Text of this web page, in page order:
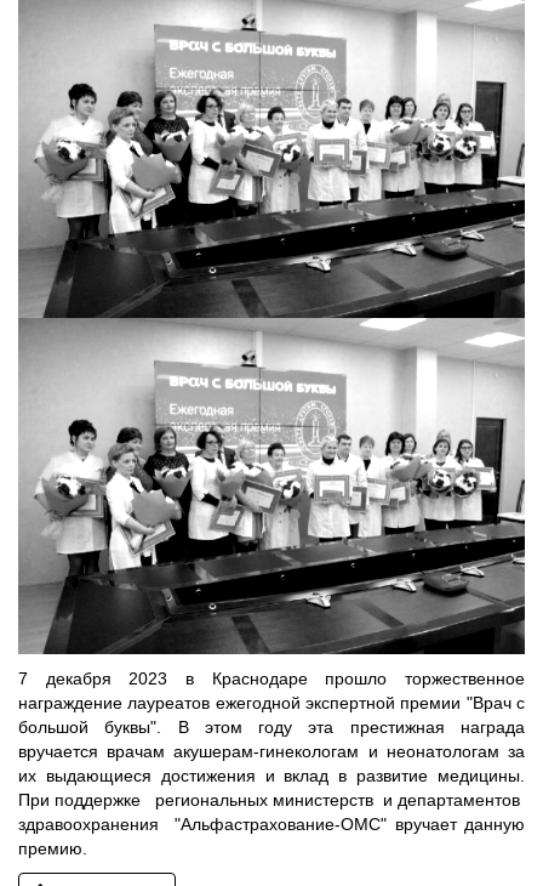
7 декабря 2023 в Краснодаре прошло торжественное
награждение лауреатов ежегодной экспертной премии "Врач с
большой буквы". В этом году эта престижная награда
вручается врачам акушерам-гинекологам и неонатологам за
их выдающиеся достижения и вклад в развитие медицины.
При поддержке региональных министерств и департаментов
здравоохранения "Альфастрахование-ОМС" вручает данную
премию.